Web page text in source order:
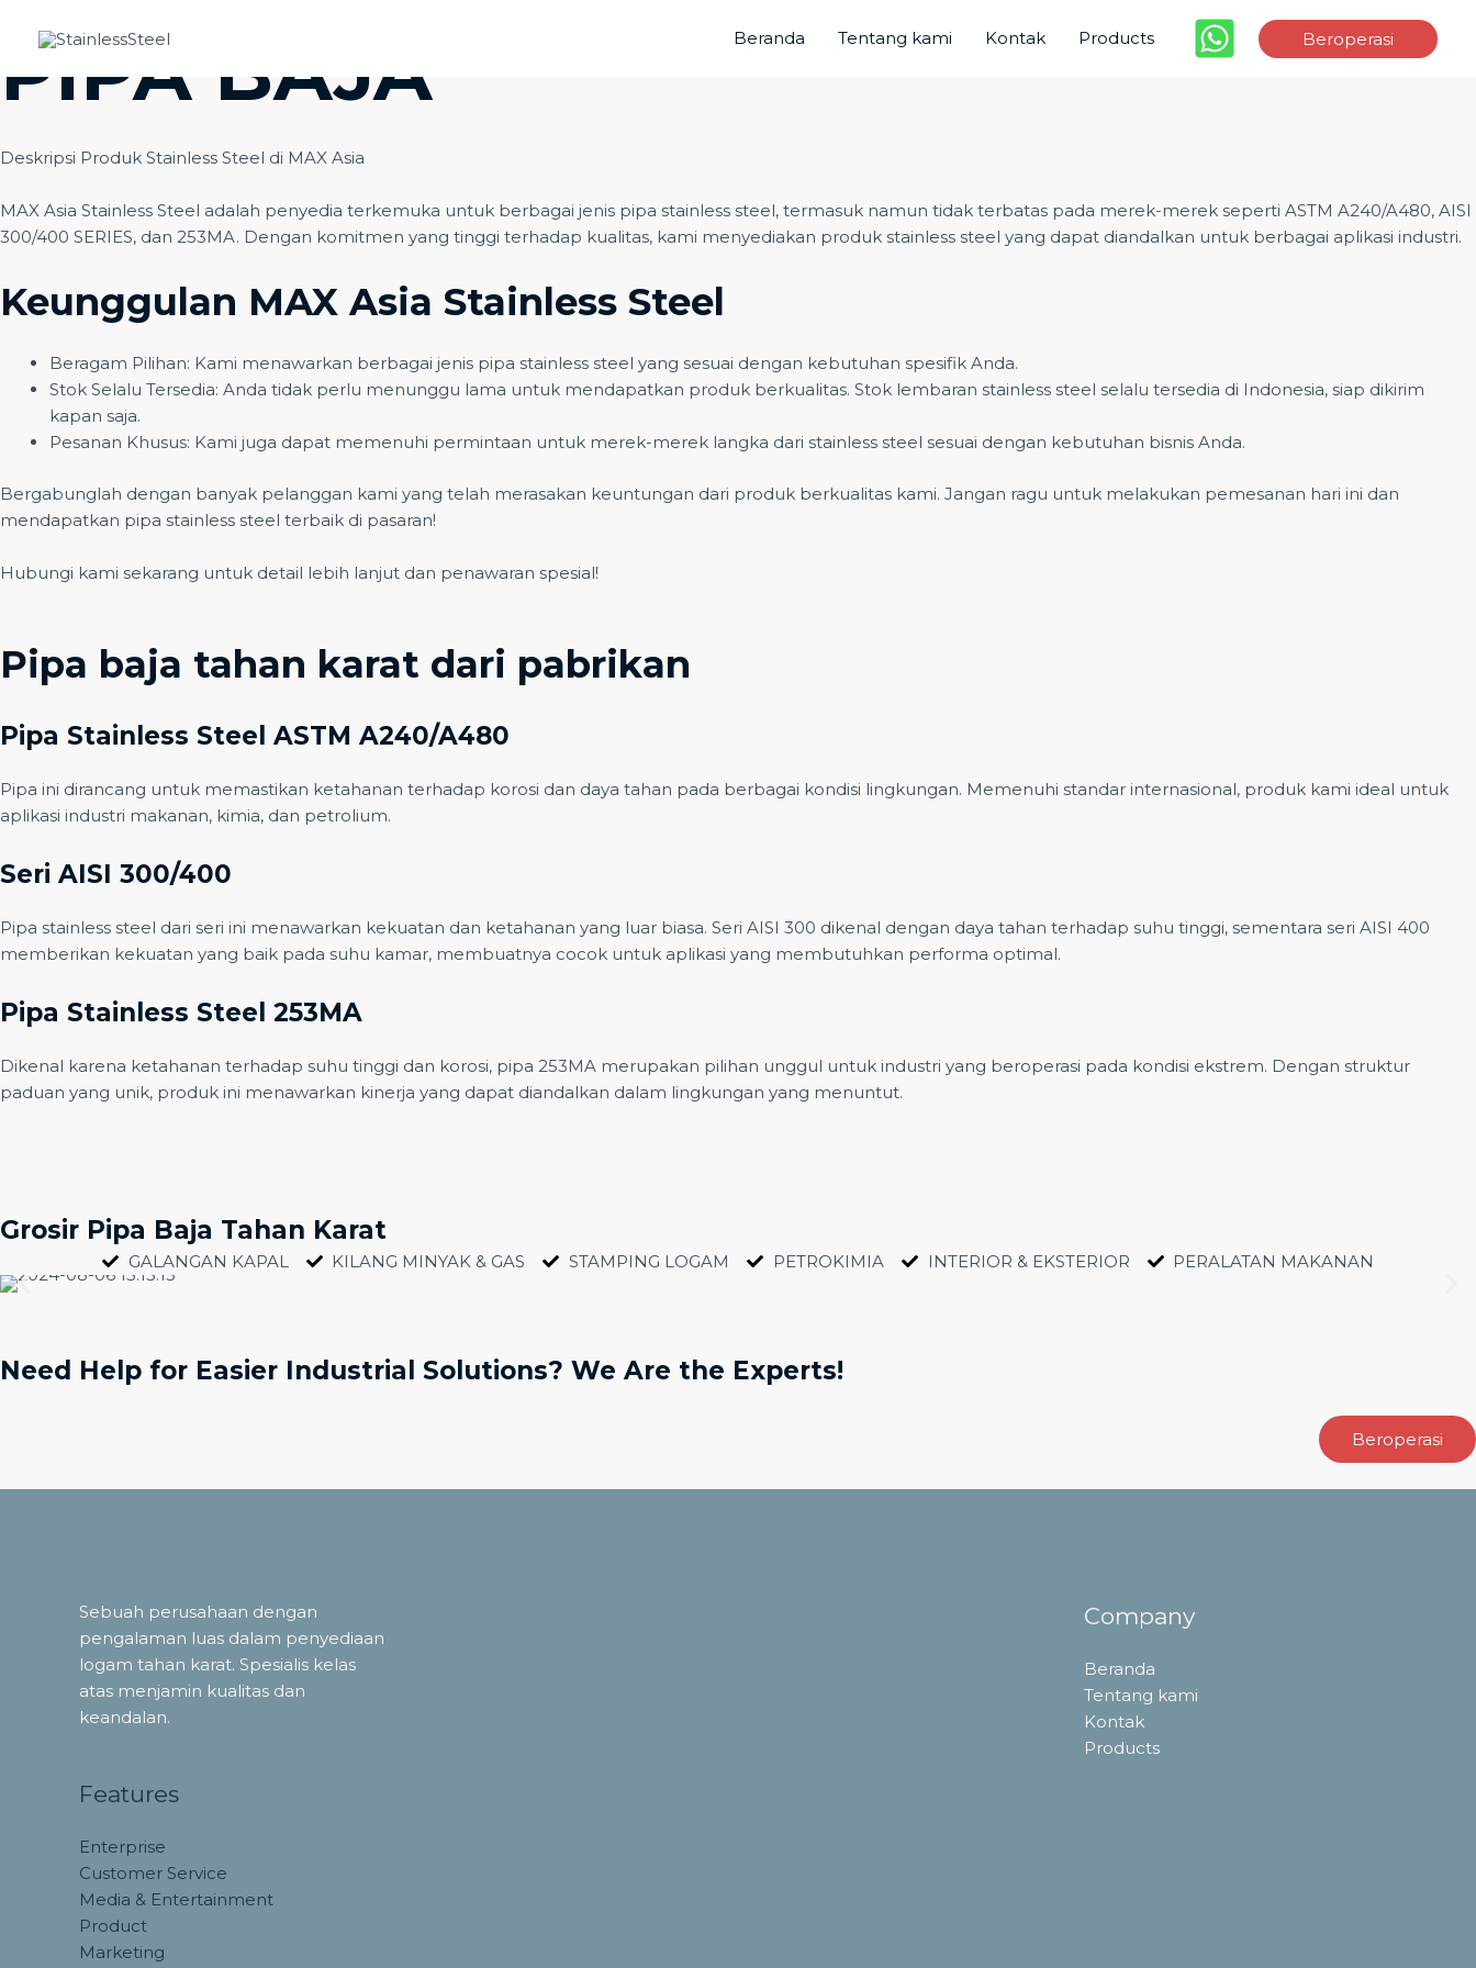
Beranda Tentang kami Kontak Products Beroperasi
PIPA BAJA
Deskripsi Produk Stainless Steel di MAX Asia
MAX Asia Stainless Steel adalah penyedia terkemuka untuk berbagai jenis pipa stainless steel, termasuk namun tidak terbatas pada merek-merek seperti ASTM A240/A480, AISI
300/400 SERIES, dan 253MA. Dengan komitmen yang tinggi terhadap kualitas, kami menyediakan produk stainless steel yang dapat diandalkan untuk berbagai aplikasi industri.
Keunggulan MAX Asia Stainless Steel
Beragam Pilihan: Kami menawarkan berbagai jenis pipa stainless steel yang sesuai dengan kebutuhan spesifik Anda.
Stok Selalu Tersedia: Anda tidak perlu menunggu lama untuk mendapatkan produk berkualitas. Stok lembaran stainless steel selalu tersedia di Indonesia, siap dikirim
kapan saja.
Pesanan Khusus: Kami juga dapat memenuhi permintaan untuk merek-merek langka dari stainless steel sesuai dengan kebutuhan bisnis Anda.
Bergabunglah dengan banyak pelanggan kami yang telah merasakan keuntungan dari produk berkualitas kami. Jangan ragu untuk melakukan pemesanan hari ini dan
mendapatkan pipa stainless steel terbaik di pasaran!
Hubungi kami sekarang untuk detail lebih lanjut dan penawaran spesial!
Pipa baja tahan karat dari pabrikan
Pipa Stainless Steel ASTM A240/A480
Pipa ini dirancang untuk memastikan ketahanan terhadap korosi dan daya tahan pada berbagai kondisi lingkungan. Memenuhi standar internasional, produk kami ideal untuk
aplikasi industri makanan, kimia, dan petrolium.
Seri AISI 300/400
Pipa stainless steel dari seri ini menawarkan kekuatan dan ketahanan yang luar biasa. Seri AISI 300 dikenal dengan daya tahan terhadap suhu tinggi, sementara seri AISI 400
memberikan kekuatan yang baik pada suhu kamar, membuatnya cocok untuk aplikasi yang membutuhkan performa optimal.
Pipa Stainless Steel 253MA
Dikenal karena ketahanan terhadap suhu tinggi dan korosi, pipa 253MA merupakan pilihan unggul untuk industri yang beroperasi pada kondisi ekstrem. Dengan struktur
paduan yang unik, produk ini menawarkan kinerja yang dapat diandalkan dalam lingkungan yang menuntut.
Grosir Pipa Baja Tahan Karat
GALANGAN KAPAL KILANG MINYAK & GAS STAMPING LOGAM PETROKIMIA INTERIOR & EKSTERIOR PERALATAN MAKANAN
Need Help for Easier Industrial Solutions? We Are the Experts!
Beroperasi
Sebuah perusahaan dengan
pengalaman luas dalam penyediaan
logam tahan karat. Spesialis kelas
atas menjamin kualitas dan
keandalan.
Features
Enterprise
Customer Service
Media & Entertainment
Product
Marketing
Company
Beranda
Tentang kami
Kontak
Products